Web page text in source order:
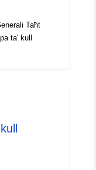
88u/dataset/
2005
Taħt
ta' kull